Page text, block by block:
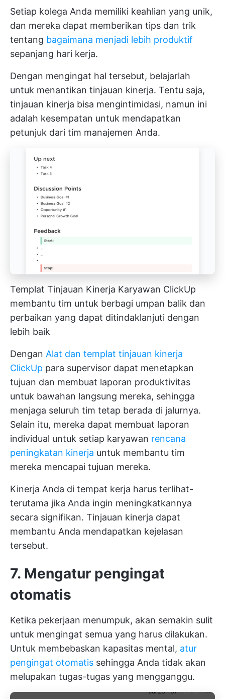
Setiap kolega Anda memiliki keahlian yang unik,
dan mereka dapat memberikan tips dan trik
tentang bagaimana menjadi lebih produktif
sepanjang hari kerja.
Dengan mengingat hal tersebut, belajarlah
untuk menantikan tinjauan kinerja. Tentu saja,
tinjauan kinerja bisa mengintimidasi, namun ini
adalah kesempatan untuk mendapatkan
petunjuk dari tim manajemen Anda.
Templat Tinjauan Kinerja Karyawan ClickUp
membantu tim untuk berbagi umpan balik dan
perbaikan yang dapat ditindaklanjuti dengan
lebih baik
Dengan Alat dan templat tinjauan kinerja
ClickUp para supervisor dapat menetapkan
tujuan dan membuat laporan produktivitas
untuk bawahan langsung mereka, sehingga
menjaga seluruh tim tetap berada di jalurnya.
Selain itu, mereka dapat membuat laporan
individual untuk setiap karyawan rencana
peningkatan kinerja untuk membantu tim
mereka mencapai tujuan mereka.
Kinerja Anda di tempat kerja harus terlihat-
terutama jika Anda ingin meningkatkannya
secara signifikan. Tinjauan kinerja dapat
membantu Anda mendapatkan kejelasan
tersebut.
7. Mengatur pengingat
otomatis
Ketika pekerjaan menumpuk, akan semakin sulit
untuk mengingat semua yang harus dilakukan.
Untuk membebaskan kapasitas mental, atur
pengingat otomatis sehingga Anda tidak akan
melupakan tugas-tugas yang mengganggu.